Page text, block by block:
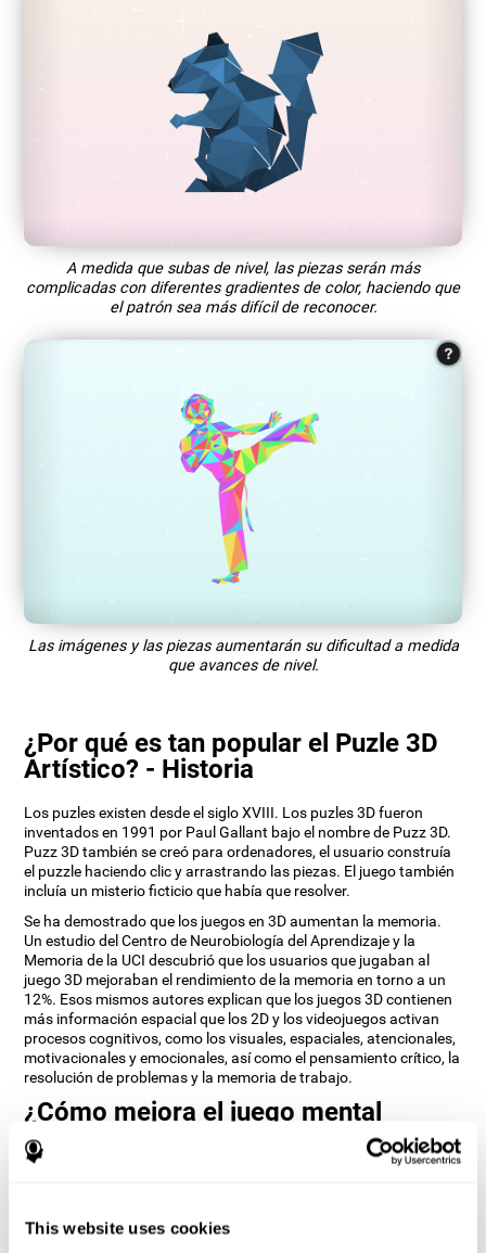
This website uses cookies
A medida que subas de nivel, las piezas serán más
complicadas con diferentes gradientes de color, haciendo que
el patrón sea más difícil de reconocer.
Las imágenes y las piezas aumentarán su dificultad a medida
que avances de nivel.
¿Por qué es tan popular el Puzle 3D
Artístico? - Historia
Los puzles existen desde el siglo XVIII. Los puzles 3D fueron
inventados en 1991 por Paul Gallant bajo el nombre de Puzz 3D.
Puzz 3D también se creó para ordenadores, el usuario construía
el puzzle haciendo clic y arrastrando las piezas. El juego también
incluía un misterio ficticio que había que resolver.
Se ha demostrado que los juegos en 3D aumentan la memoria.
Un estudio del Centro de Neurobiología del Aprendizaje y la
Memoria de la UCI descubrió que los usuarios que jugaban al
juego 3D mejoraban el rendimiento de la memoria en torno a un
12%. Esos mismos autores explican que los juegos 3D contienen
más información espacial que los 2D y los videojuegos activan
procesos cognitivos, como los visuales, espaciales, atencionales,
motivacionales y emocionales, así como el pensamiento crítico, la
resolución de problemas y la memoria de trabajo.
¿Cómo mejora el juego mental
“Puzle 3D Artístico” mis habilidades
cognitivas?
Artístico de CogniFit estimula un patrón de activación neuronal